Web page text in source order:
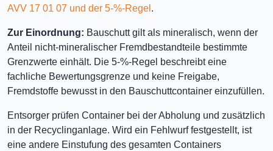
AVV 17 01 07 und der 5-%-Regel .
Zur Einordnung: Bauschutt gilt als mineralisch, wenn der
Anteil nicht-mineralischer Fremdbestandteile bestimmte
Grenzwerte einhält. Die 5-%-Regel beschreibt eine
fachliche Bewertungsgrenze und keine Freigabe,
Fremdstoffe bewusst in den Bauschuttcontainer einzufüllen.
Entsorger prüfen Container bei der Abholung und zusätzlich
in der Recyclinganlage. Wird ein Fehlwurf festgestellt, ist
eine andere Einstufung des gesamten Containers